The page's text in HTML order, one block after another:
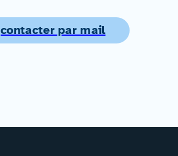
contacter par mail